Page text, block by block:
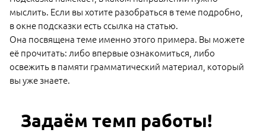
мыслить. Если вы хотите разобраться в теме подробно,
в окне подсказки есть ссылка на статью.
Она посвящена теме именно этого примера. Вы можете
её прочитать: либо впервые ознакомиться, либо
освежить в памяти грамматический материал, который
вы уже знаете.
Задаём темп работы!